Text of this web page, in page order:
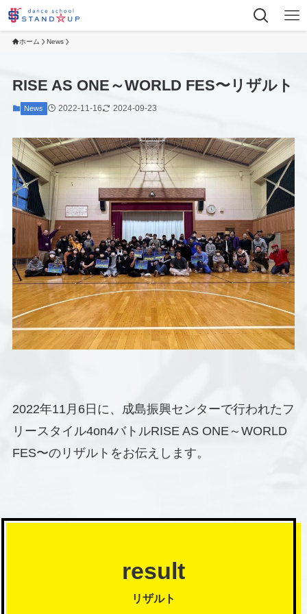
ホーム News
RISE AS ONE～WORLD FES〜リザルト
News 2022-11-16 2024-09-23
2022年11月6日に、成島振興センターで行われたフ
リースタイル4on4バトルRISE AS ONE～WORLD
FES〜のリザルトをお伝えします。
result
リザルト